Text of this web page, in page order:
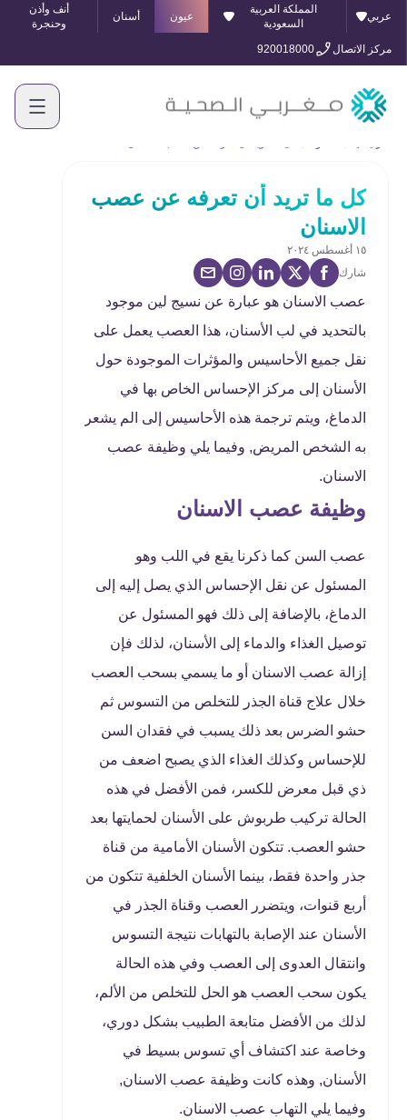
عربي
المملكة العربية
السعودية
عيون أسنان
أنف وأذن
وحنجرة
مركز الاتصال
920018000
كل ما تريد أن تعرفه عن عصب
الاسنان
١٥ أغسطس ٢٠٢٤
شارك
عصب الاسنان هو عبارة عن نسيج لين موجود
بالتحديد في لب الأسنان، هذا العصب يعمل على
نقل جميع الأحاسيس والمؤثرات الموجودة حول
الأسنان إلى مركز الإحساس الخاص بها في
الدماغ، ويتم ترجمة هذه الأحاسيس إلى الم يشعر
به الشخص المريض, وفيما يلي وظيفة عصب
الاسنان.
وظيفة عصب الاسنان
عصب السن كما ذكرنا يقع في اللب وهو
المسئول عن نقل الإحساس الذي يصل إليه إلى
الدماغ، بالإضافة إلى ذلك فهو المسئول عن
توصيل الغذاء والدماء إلى الأسنان، لذلك فإن
إزالة عصب الاسنان أو ما يسمي بسحب العصب
خلال علاج قناة الجذر للتخلص من التسوس ثم
حشو الضرس بعد ذلك يسبب في فقدان السن
للإحساس وكذلك الغذاء الذي يصبح اضعف من
ذي قبل معرض للكسر، فمن الأفضل في هذه
الحالة تركيب طربوش على الأسنان لحمايتها بعد
حشو العصب. تتكون الأسنان الأمامية من قناة
جذر واحدة فقط، بينما الأسنان الخلفية تتكون من
أربع قنوات، ويتضرر العصب وقناة الجذر في
الأسنان عند الإصابة بالتهابات نتيجة التسوس
وانتقال العدوى إلى العصب وفي هذه الحالة
يكون سحب العصب هو الحل للتخلص من الألم،
لذلك من الأفضل متابعة الطبيب بشكل دوري،
وخاصة عند اكتشاف أي تسوس بسيط في
الأسنان, وهذه كانت وظيفة عصب الاسنان,
وفيما يلي التهاب عصب الاسنان.